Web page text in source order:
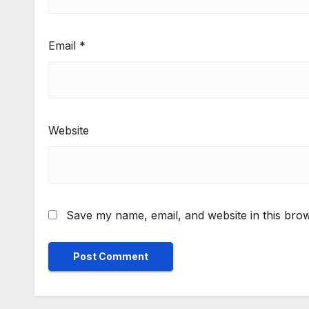
Email *
Website
Save my name, email, and website in this